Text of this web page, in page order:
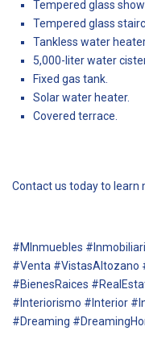
Tempered glass
Tempered glass
Tankless water
5,000-liter water
Fixed gas tank.
Solar water heater.
Covered terrace.
Contact us today to
#MInmuebles
#Venta #VistasAltozano
#BienesRaices
#Interiorismo #Interior
#Dreaming